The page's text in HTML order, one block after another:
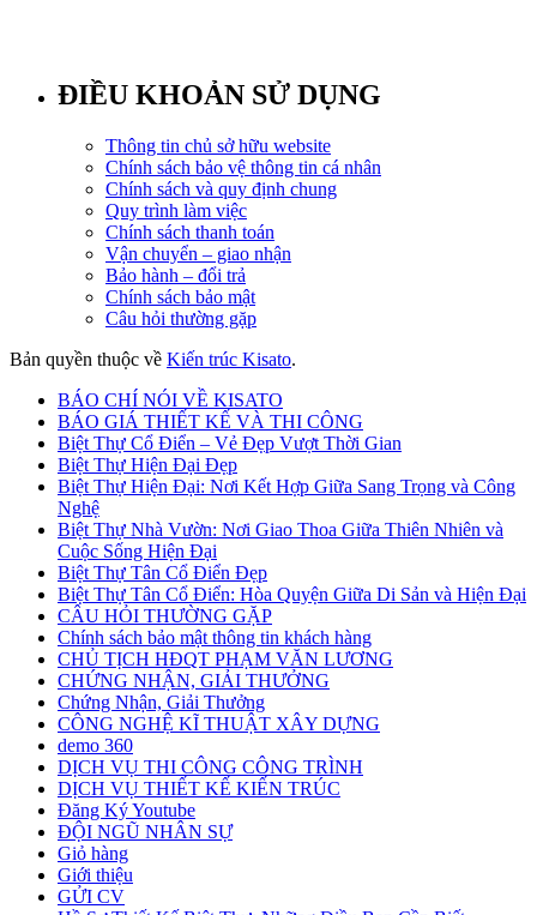
ĐIỀU KHOẢN SỬ DỤNG
Thông tin chủ sở hữu website
Chính sách bảo vệ thông tin cá nhân
Chính sách và quy định chung
Quy trình làm việc
Chính sách thanh toán
Vận chuyển – giao nhận
Bảo hành – đổi trả
Chính sách bảo mật
Câu hỏi thường gặp
Bản quyền thuộc về Kiến trúc Kisato.
BÁO CHÍ NÓI VỀ KISATO
BÁO GIÁ THIẾT KẾ VÀ THI CÔNG
Biệt Thự Cổ Điển – Vẻ Đẹp Vượt Thời Gian
Biệt Thự Hiện Đại Đẹp
Biệt Thự Hiện Đại: Nơi Kết Hợp Giữa Sang Trọng và Công
Nghệ
Biệt Thự Nhà Vườn: Nơi Giao Thoa Giữa Thiên Nhiên và
Cuộc Sống Hiện Đại
Biệt Thự Tân Cổ Điển Đẹp
Biệt Thự Tân Cổ Điển: Hòa Quyện Giữa Di Sản và Hiện Đại
CÂU HỎI THƯỜNG GẶP
Chính sách bảo mật thông tin khách hàng
CHỦ TỊCH HĐQT PHẠM VĂN LƯƠNG
CHỨNG NHẬN, GIẢI THƯỞNG
Chứng Nhận, Giải Thưởng
CÔNG NGHỆ KĨ THUẬT XÂY DỰNG
demo 360
DỊCH VỤ THI CÔNG CÔNG TRÌNH
DỊCH VỤ THIẾT KẾ KIẾN TRÚC
Đăng Ký Youtube
ĐỘI NGŨ NHÂN SỰ
Giỏ hàng
Giới thiệu
GỬI CV